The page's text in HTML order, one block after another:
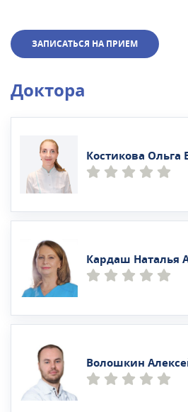
ЗАПИСАТЬСЯ НА ПРИЕМ
Доктора
Костикова
Кардаш Наталья
Волошкин